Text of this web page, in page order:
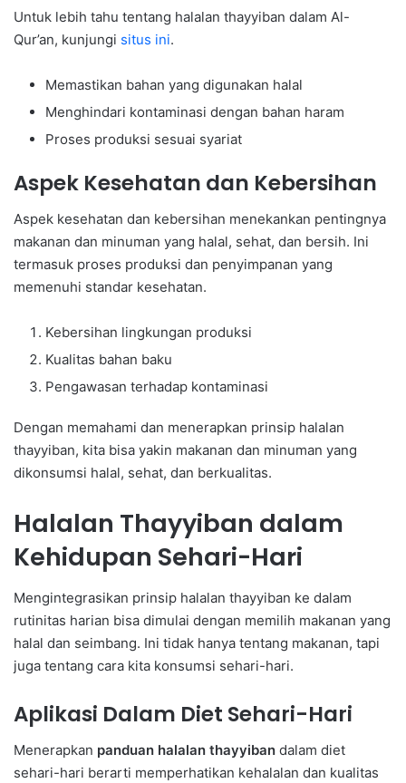
Untuk lebih tahu tentang halalan thayyiban dalam Al-
Qur’an, kunjungi situs ini.
Memastikan bahan yang digunakan halal
Menghindari kontaminasi dengan bahan haram
Proses produksi sesuai syariat
Aspek Kesehatan dan Kebersihan
Aspek kesehatan dan kebersihan menekankan pentingnya
makanan dan minuman yang halal, sehat, dan bersih. Ini
termasuk proses produksi dan penyimpanan yang
memenuhi standar kesehatan.
Kebersihan lingkungan produksi
Kualitas bahan baku
Pengawasan terhadap kontaminasi
Dengan memahami dan menerapkan prinsip halalan
thayyiban, kita bisa yakin makanan dan minuman yang
dikonsumsi halal, sehat, dan berkualitas.
Halalan Thayyiban dalam
Kehidupan Sehari-Hari
Mengintegrasikan prinsip halalan thayyiban ke dalam
rutinitas harian bisa dimulai dengan memilih makanan yang
halal dan seimbang. Ini tidak hanya tentang makanan, tapi
juga tentang cara kita konsumsi sehari-hari.
Aplikasi Dalam Diet Sehari-Hari
Menerapkan panduan halalan thayyiban dalam diet
sehari-hari berarti memperhatikan kehalalan dan kualitas